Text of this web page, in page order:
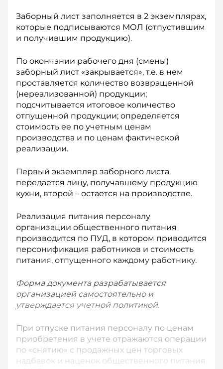
Заборный лист заполняется в 2 экземплярах,
которые подписываются МОЛ (отпустившим
и получившим продукцию).
По окончании рабочего дня (смены)
заборный лист «закрывается», т.е. в нем
проставляется количество возвращенной
(нереализованной) продукции;
подсчитывается итоговое количество
отпущенной продукции; определяется
стоимость ее по учетным ценам
производства и по ценам фактической
реализации.
Первый экземпляр заборного листа
передается лицу, получавшему продукцию
кухни, второй – остается на производстве.
Реализация питания персоналу
организации общественного питания
производится по ПУД, в котором приводится
персонификация работников и стоимость
питания, отпущенного каждому работнику.
Форма документа разрабатывается
организацией самостоятельно и
утверждается учетной политикой.
При отпуске питания персоналу по ценам
приобретения в учете отражаются операции
по «снятию» с продажных цен торговых
надбавок и наценок общественного питания